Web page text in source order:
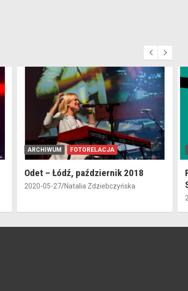
ARCHIWUM FOTORELACJA
Odet – Łódź, październik 2018
2020-05-27 Natalia Zdziebczyńska